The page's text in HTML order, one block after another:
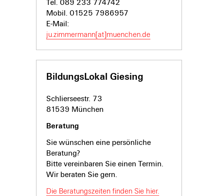
Tel. 089 233 774742
Mobil. 01525 7986957
E-Mail:
ju.zimmermann[at]muenchen.de
BildungsLokal Giesing
Schlierseestr. 73
81539 München
Beratung
Sie wünschen eine persönliche
Beratung?
Bitte vereinbaren Sie einen Termin.
Wir beraten Sie gern.
Die Beratungszeiten finden Sie hier.